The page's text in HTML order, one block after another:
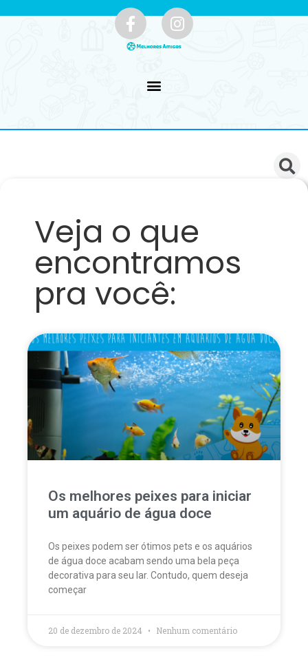
Veja o que
encontramos
pra você:
Os melhores peixes para iniciar
um aquário de água doce
Os peixes podem ser ótimos pets e os aquários
de água doce acabam sendo uma bela peça
decorativa para seu lar. Contudo, quem deseja
começar
20 de dezembro de 2024 Nenhum comentário